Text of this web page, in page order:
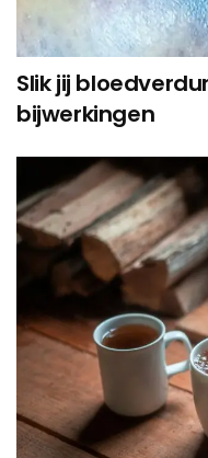
Slik jij
bijwerkingen